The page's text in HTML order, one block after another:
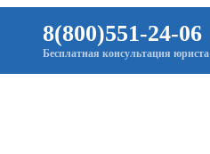
8(800)551-24-06
Бесплатная консультация юриста